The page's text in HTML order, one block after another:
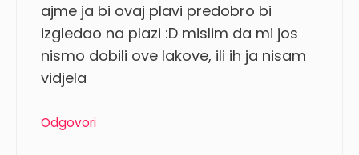
ajme ja bi ovaj plavi predobro bi
izgledao na plazi :D mislim da mi jos
nismo dobili ove lakove, ili ih ja nisam
vidjela
Odgovori